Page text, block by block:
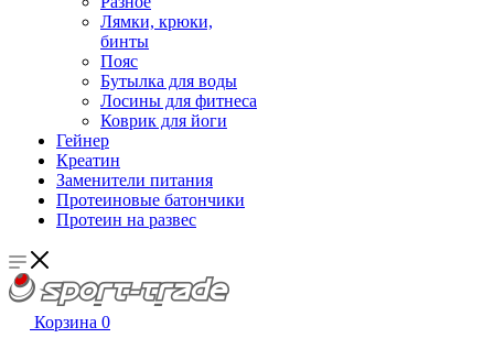
Лямки, крюки,
бинты
Пояс
Бутылка для воды
Лосины для фитнеса
Коврик для йоги
Гейнер
Креатин
Заменители питания
Протеиновые батончики
Протеин на развес
Корзина 0